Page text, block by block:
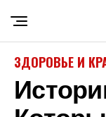
ЗДОРОВЬЕ И